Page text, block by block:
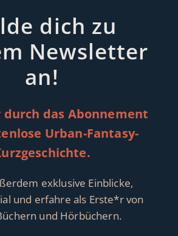
dich zu
Newsletter
an!
durch das Abonnement
Urban-Fantasy-
exklusive Einblicke,
und erfahre als Erste*r von
und Hörbüchern.